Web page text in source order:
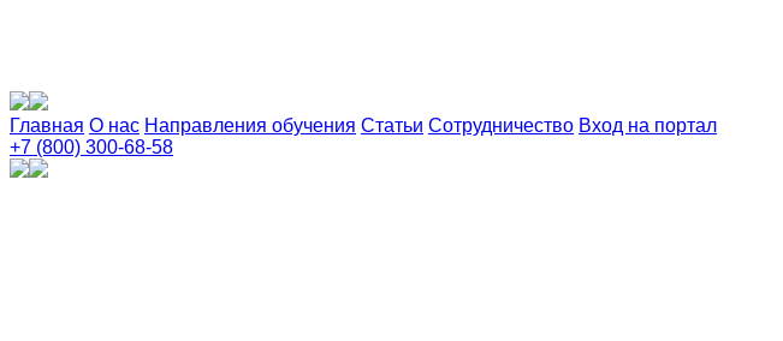
Главная О нас Направления обучения Статьи Сотрудничество Вход на портал
+7 (800) 300-68-58